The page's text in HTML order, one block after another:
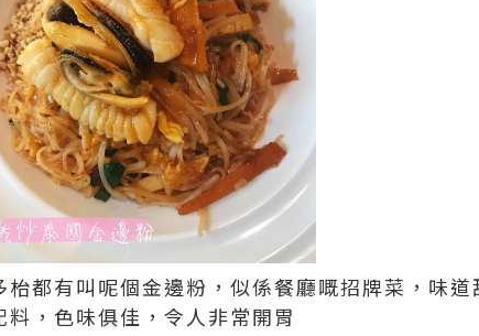
枱都有叫呢個金邊粉，似係餐廳嘅招牌菜，味
料，色味俱佳，令人非常開胃